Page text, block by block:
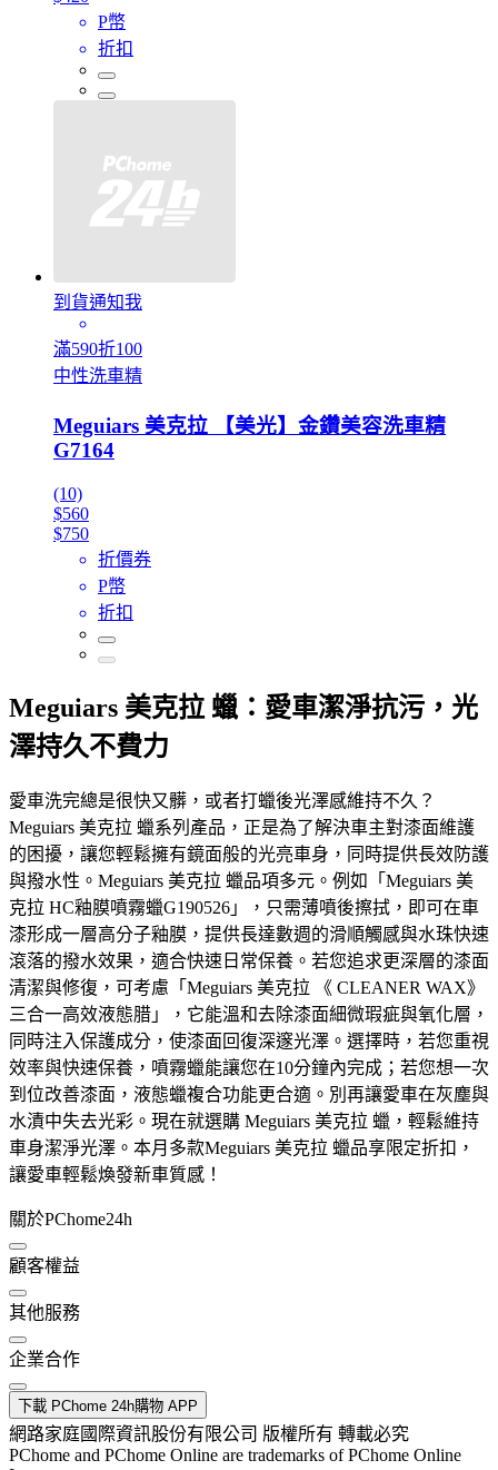
P幣
折扣
到貨通知我
滿590折100
中性洗車精
Meguiars 美克拉 【美光】金鑽美容洗車精
G7164
(10)
$560
$750
折價券
P幣
折扣
Meguiars 美克拉 蠟：愛車潔淨抗污，光
澤持久不費力
愛車洗完總是很快又髒，或者打蠟後光澤感維持不久？
Meguiars 美克拉 蠟系列產品，正是為了解決車主對漆面維護
的困擾，讓您輕鬆擁有鏡面般的光亮車身，同時提供長效防護
與撥水性。Meguiars 美克拉 蠟品項多元。例如「Meguiars 美
克拉 HC釉膜噴霧蠟G190526」，只需薄噴後擦拭，即可在車
漆形成一層高分子釉膜，提供長達數週的滑順觸感與水珠快速
滾落的撥水效果，適合快速日常保養。若您追求更深層的漆面
清潔與修復，可考慮「Meguiars 美克拉 《 CLEANER WAX》
三合一高效液態腊」，它能溫和去除漆面細微瑕疵與氧化層，
同時注入保護成分，使漆面回復深邃光澤。選擇時，若您重視
效率與快速保養，噴霧蠟能讓您在10分鐘內完成；若您想一次
到位改善漆面，液態蠟複合功能更合適。別再讓愛車在灰塵與
水漬中失去光彩。現在就選購 Meguiars 美克拉 蠟，輕鬆維持
車身潔淨光澤。本月多款Meguiars 美克拉 蠟品享限定折扣，
讓愛車輕鬆煥發新車質感！
關於PChome24h
顧客權益
其他服務
企業合作
下載 PChome 24h購物 APP
網路家庭國際資訊股份有限公司 版權所有 轉載必究
PChome and PChome Online are trademarks of PChome Online